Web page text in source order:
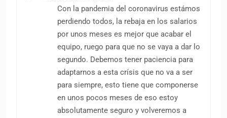
Con la pandemia del coronavirus estámos
perdiendo todos, la rebaja en los salarios
por unos meses es mejor que acabar el
equipo, ruego para que no se vaya a dar lo
segundo. Debemos tener paciencia para
adaptarnos a esta crísis que no va a ser
para siempre, esto tiene que componerse
en unos pocos meses de eso estoy
absolutamente seguro y volveremos a